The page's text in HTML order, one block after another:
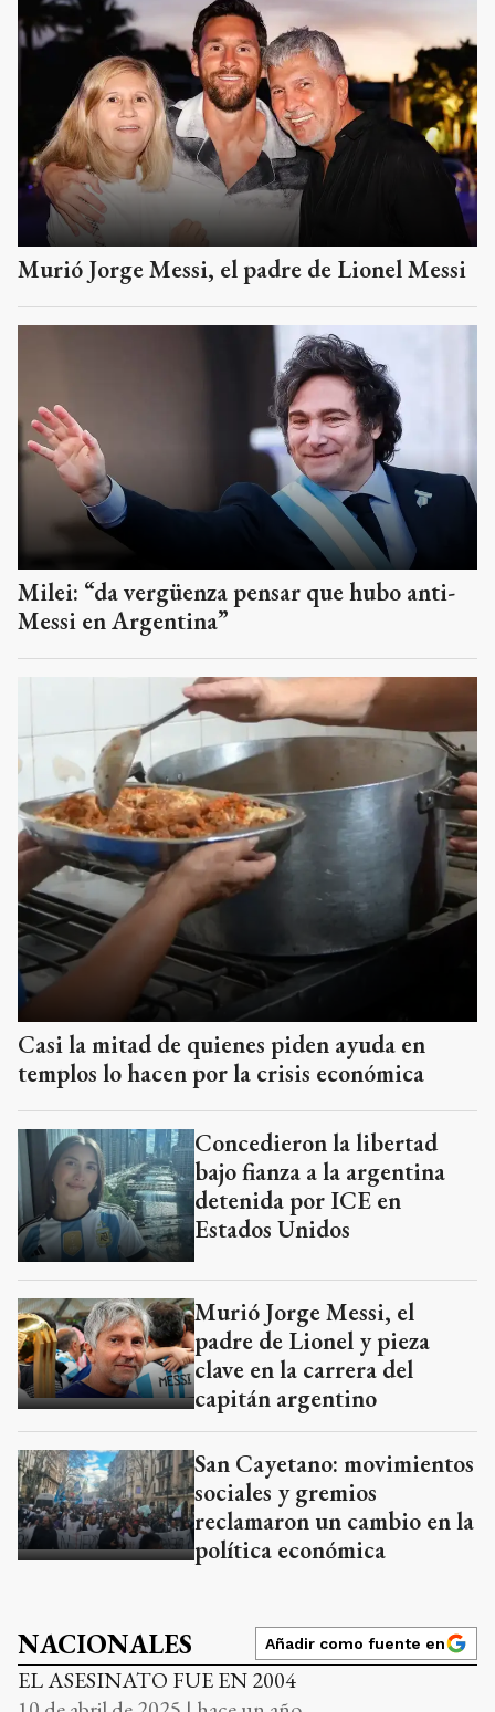
Murió Jorge Messi, el padre de Lionel Messi
Milei: “da vergüenza pensar que hubo anti-
Messi en Argentina”
Casi la mitad de quienes piden ayuda en
templos lo hacen por la crisis económica
Concedieron la libertad
bajo fianza a la argentina
detenida por ICE en
Estados Unidos
Murió Jorge Messi, el
padre de Lionel y pieza
clave en la carrera del
capitán argentino
San Cayetano: movimientos
sociales y gremios
reclamaron un cambio en la
política económica
NACIONALES Añadir como fuente en
EL ASESINATO FUE EN 2004